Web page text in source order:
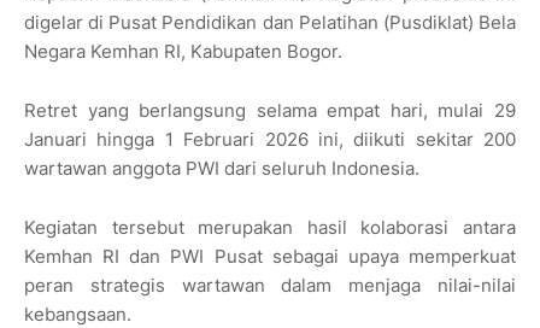
digelar di Pusat Pendidikan dan Pelatihan (Pusdiklat) Bela
Negara Kemhan RI, Kabupaten Bogor.
Retret yang berlangsung selama empat hari, mulai 29
Januari hingga 1 Februari 2026 ini, diikuti sekitar 200
wartawan anggota PWI dari seluruh Indonesia.
Kegiatan tersebut merupakan hasil kolaborasi antara
Kemhan RI dan PWI Pusat sebagai upaya memperkuat
peran strategis wartawan dalam menjaga nilai-nilai
kebangsaan.